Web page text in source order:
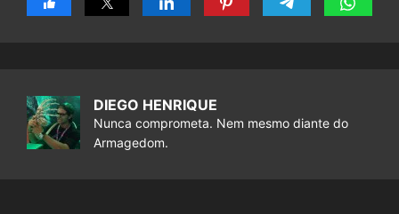
DIEGO HENRIQUE
Nunca comprometa. Nem mesmo diante do
Armagedom.